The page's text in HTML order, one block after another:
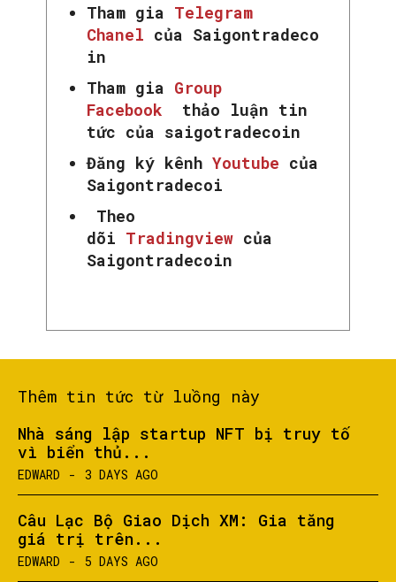
Tham gia Telegram
Chanel của Saigontradeco
in
Tham gia Group
Facebook
thảo luận tin
tức của saigotradecoin
Đăng ký kênh Youtube của
Saigontradecoi
Theo
dõi Tradingview của
Saigontradecoin
Thêm tin tức từ luồng này
Nhà sáng lập startup NFT bị truy tố
vì biển thủ...
EDWARD - 3 DAYS AGO
Câu Lạc Bộ Giao Dịch XM: Gia tăng
giá trị trên...
EDWARD - 5 DAYS AGO